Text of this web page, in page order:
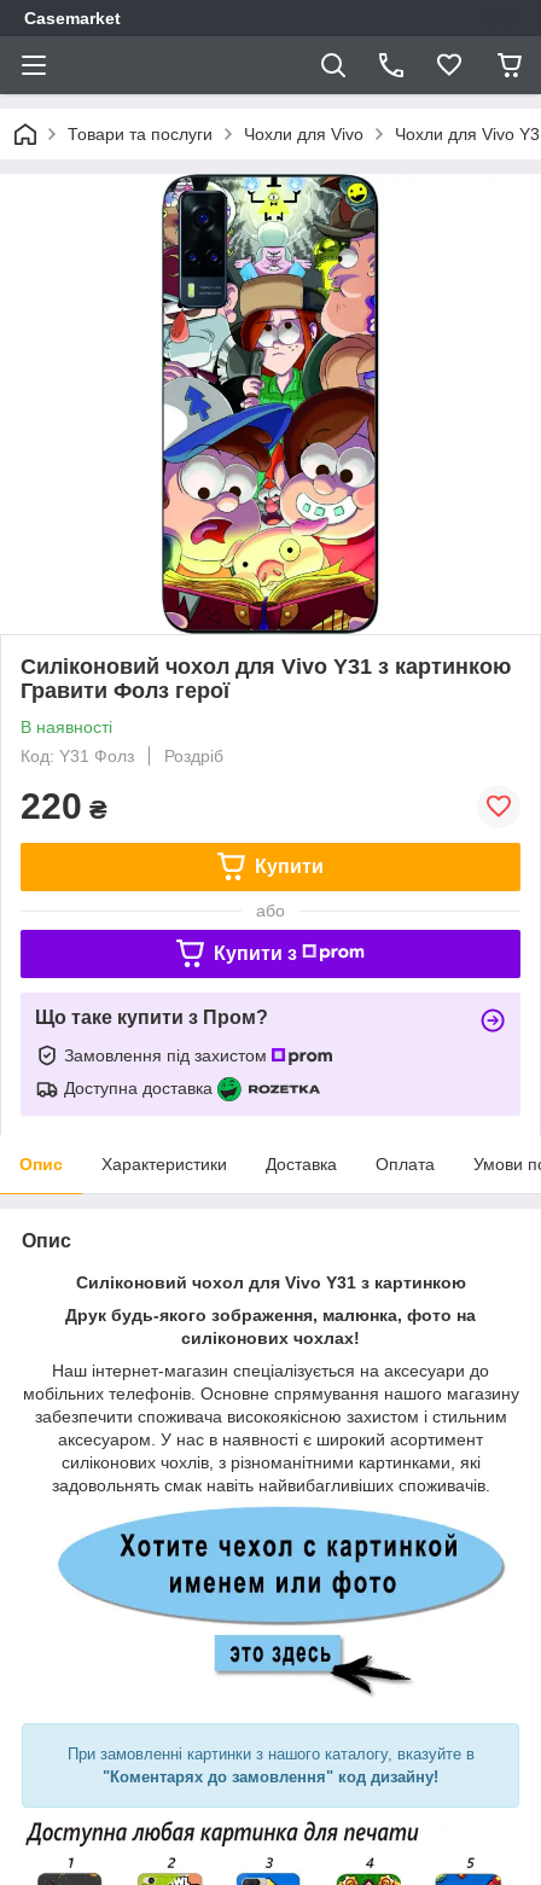
Casemarket
Товари та послуги Чохли для Vivo Чохли для Vivo
Силіконовий чохол для Vivo Y31 з картинкою
Гравити Фолз герої
В наявності
Код: Y31 Фолз
Роздріб
220 ₴
Купити
або
Купити з
Що таке купити з Пром?
Замовлення під захистом
Доступна доставка
Опис Характеристики Доставка Оплата Умови
Опис
Силіконовий чохол для Vivo Y31 з картинкою
Друк будь-якого зображення, малюнка, фото на
силіконових чохлах!
Наш інтернет-магазин спеціалізується на аксесуари до
мобільних телефонів. Основне спрямування нашого магазину
забезпечити споживача високоякісною захистом і стильним
аксесуаром. У нас в наявності є широкий асортимент
силіконових чохлів, з різноманітними картинками, які
задовольнять смак навіть найвибагливіших споживачів.
При замовленні картинки з нашого каталогу, вказуйте в
"Коментарях до замовлення" код дизайну!